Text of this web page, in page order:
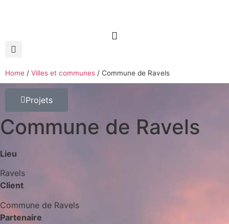
Home / Villes et communes / Commune de Ravels
Projets
Commune de Ravels
Lieu
Ravels
Client
Commune de Ravels
Partenaire